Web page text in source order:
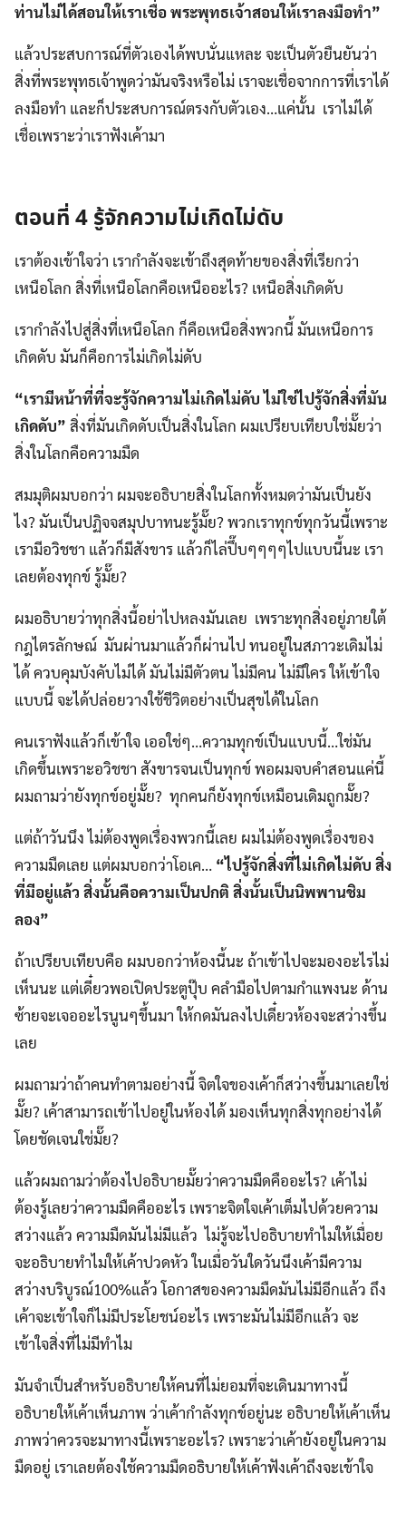
ท่านไม่ได้สอนให้เราเชื่อ พระพุทธเจ้าสอนให้เราลงมือทำ”
แล้วประสบการณ์ที่ตัวเองได้พบนั่นแหละ จะเป็นตัวยืนยันว่า
สิ่งที่พระพุทธเจ้าพูดว่ามันจริงหรือไม่ เราจะเชื่อจากการที่เราได้
ลงมือทำ และก็ประสบการณ์ตรงกับตัวเอง…แค่นั้น เราไม่ได้
เชื่อเพราะว่าเราฟังเค้ามา
ตอนที่ 4 รู้จักความไม่เกิดไม่ดับ
เราต้องเข้าใจว่า เรากำลังจะเข้าถึงสุดท้ายของสิ่งที่เรียกว่า
เหนือโลก สิ่งที่เหนือโลกคือเหนืออะไร? เหนือสิ่งเกิดดับ
เรากำลังไปสู่สิ่งที่เหนือโลก ก็คือเหนือสิ่งพวกนี้ มันเหนือการ
เกิดดับ มันก็คือการไม่เกิดไม่ดับ
“เรามีหน้าที่ที่จะรู้จักความไม่เกิดไม่ดับ ไม่ใช่ไปรู้จักสิ่งที่มัน
เกิดดับ” สิ่งที่มันเกิดดับเป็นสิ่งในโลก ผมเปรียบเทียบใช่มั๊ยว่า
สิ่งในโลกคือความมืด
สมมุติผมบอกว่า ผมจะอธิบายสิ่งในโลกทั้งหมดว่ามันเป็นยัง
ไง? มันเป็นปฏิจจสมุปบาทนะรู้มั๊ย? พวกเราทุกข์ทุกวันนี้เพราะ
เรามีอวิชชา แล้วก็มีสังขาร แล้วก็ไล่ปึ๊บๆๆๆๆไปแบบนี้นะ เรา
เลยต้องทุกข์ รู้มั๊ย?
ผมอธิบายว่าทุกสิ่งนี้อย่าไปหลงมันเลย เพราะทุกสิ่งอยู่ภายใต้
กฎไตรลักษณ์ มันผ่านมาแล้วก็ผ่านไป ทนอยู่ในสภาวะเดิมไม่
ได้ ควบคุมบังคับไม่ได้ มันไม่มีตัวตน ไม่มีคน ไม่มีใคร ให้เข้าใจ
แบบนี้ จะได้ปล่อยวางใช้ชีวิตอย่างเป็นสุขได้ในโลก
คนเราฟังแล้วก็เข้าใจ เออใช่ๆ…ความทุกข์เป็นแบบนี้…ใช่มัน
เกิดขึ้นเพราะอวิชชา สังขารจนเป็นทุกข์ พอผมจบคำสอนแค่นี้
ผมถามว่ายังทุกข์อยู่มั๊ย? ทุกคนก็ยังทุกข์เหมือนเดิมถูกมั๊ย?
แต่ถ้าวันนึง ไม่ต้องพูดเรื่องพวกนี้เลย ผมไม่ต้องพูดเรื่องของ
ความมืดเลย แต่ผมบอกว่าโอเค… “ไปรู้จักสิ่งที่ไม่เกิดไม่ดับ สิ่ง
ที่มีอยู่แล้ว สิ่งนั้นคือความเป็นปกติ สิ่งนั้นเป็นนิพพานชิม
ลอง”
ถ้าเปรียบเทียบคือ ผมบอกว่าห้องนี้นะ ถ้าเข้าไปจะมองอะไรไม่
เห็นนะ แต่เดี๋ยวพอเปิดประตูปุ๊บ คลำมือไปตามกำแพงนะ ด้าน
ซ้ายจะเจออะไรนูนๆขึ้นมา ให้กดมันลงไปเดี๋ยวห้องจะสว่างขึ้น
เลย
ผมถามว่าถ้าคนทำตามอย่างนี้ จิตใจของเค้าก็สว่างขึ้นมาเลยใช่
มั๊ย? เค้าสามารถเข้าไปอยู่ในห้องได้ มองเห็นทุกสิ่งทุกอย่างได้
โดยชัดเจนใช่มั๊ย?
แล้วผมถามว่าต้องไปอธิบายมั๊ยว่าความมืดคืออะไร? เค้าไม่
ต้องรู้เลยว่าความมืดคืออะไร เพราะจิตใจเค้าเต็มไปด้วยความ
สว่างแล้ว ความมืดมันไม่มีแล้ว ไม่รู้จะไปอธิบายทำไมให้เมื่อย
จะอธิบายทำไมให้เค้าปวดหัว ในเมื่อวันใดวันนึงเค้ามีความ
สว่างบริบูรณ์100%แล้ว โอกาสของความมืดมันไม่มีอีกแล้ว ถึง
เค้าจะเข้าใจก็ไม่มีประโยชน์อะไร เพราะมันไม่มีอีกแล้ว จะ
เข้าใจสิ่งที่ไม่มีทำไม
มันจำเป็นสำหรับอธิบายให้คนที่ไม่ยอมที่จะเดินมาทางนี้
อธิบายให้เค้าเห็นภาพ ว่าเค้ากำลังทุกข์อยู่นะ อธิบายให้เค้าเห็น
ภาพว่าควรจะมาทางนี้เพราะอะไร? เพราะว่าเค้ายังอยู่ในความ
มืดอยู่ เราเลยต้องใช้ความมืดอธิบายให้เค้าฟังเค้าถึงจะเข้าใจ